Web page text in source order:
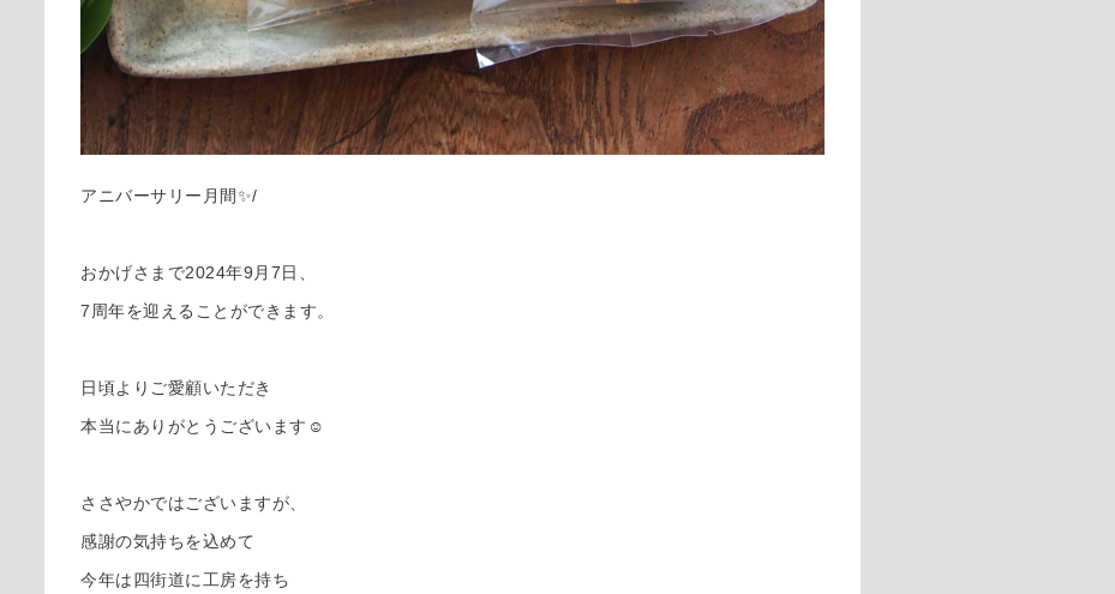
アニバーサリー月間✨/
おかげさまで2024年9月7日、
7周年を迎えることができます。
日頃よりご愛顧いただき
本当にありがとうございます☺️
ささやかではございますが、
感謝の気持ちを込めて
今年は四街道に工房を持ち